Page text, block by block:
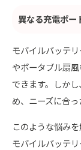
異なる充電ポー
モバイルバッテ
やポータブル扇
できます。しか
め、ニーズに合っ
このような悩み
モバイルバッテ